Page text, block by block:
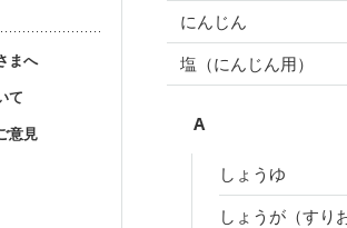
まへ
て
意見
にんじん
塩（にんじん用）
A
しょうゆ
しょうが（すり